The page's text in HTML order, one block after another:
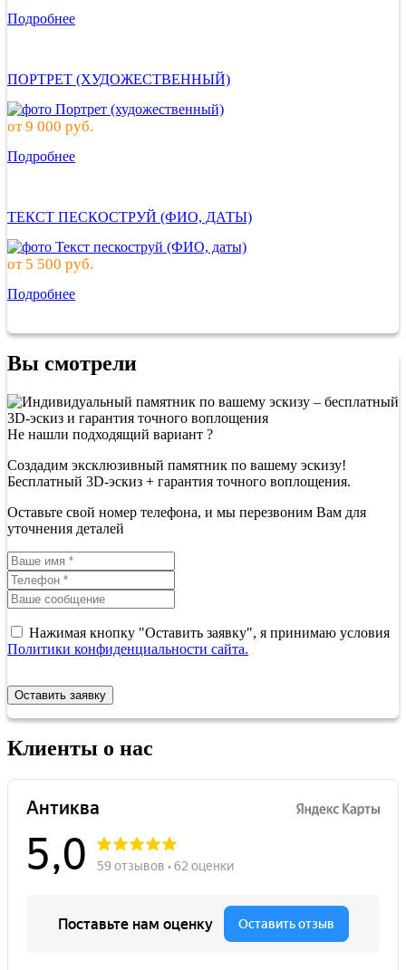
Подробнее
ПОРТРЕТ (ХУДОЖЕСТВЕННЫЙ)
от9 000 руб.
Подробнее
ТЕКСТ ПЕСКОСТРУЙ (ФИО, ДАТЫ)
от 5 500 руб.
Подробнее
Вы смотрели
Не нашли подходящий вариант ?
Создадим эксклюзивный памятник по вашему эскизу!
Бесплатный 3D-эскиз + гарантия точного воплощения.
Оставьте свой номер телефона, и мы перезвоним Вам для
уточнения деталей
Нажимая кнопку "Оставить заявку", я принимаю условия
Политики конфиденциальности сайта.
Оставить заявку
Клиенты о нас